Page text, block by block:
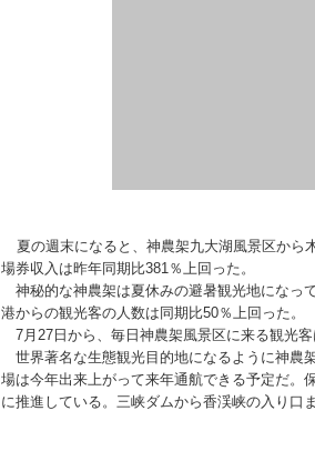
夏の週末になると、神農架九大湖風景区から
場券収入は昨年同期比381％上回った。
神秘的な神農架は夏休みの避暑観光地になっ
港からの観光客の人 数は同期比50％上回った。
7月27日から、毎日神農架風景区に来る観光
世界著名な生態観光目的地になるように神農
場は今年出来上がって来年通航できる予定だ。
に推進している。 三峡ダムから香渓峡の入り口